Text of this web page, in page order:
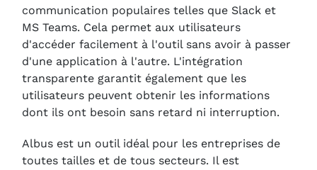
communication populaires telles que Slack et
MS Teams. Cela permet aux utilisateurs
d'accéder facilement à l'outil sans avoir à passer
d'une application à l'autre. L'intégration
transparente garantit également que les
utilisateurs peuvent obtenir les informations
dont ils ont besoin sans retard ni interruption.
Albus est un outil idéal pour les entreprises de
toutes tailles et de tous secteurs. Il est